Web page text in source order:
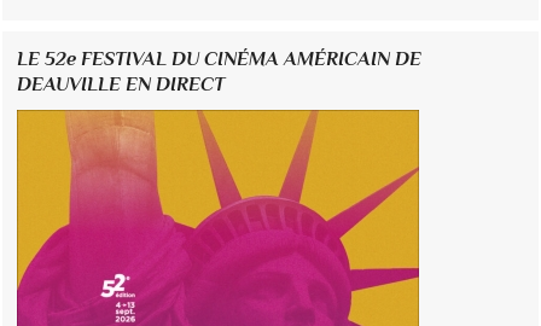
LE 52e FESTIVAL DU CINÉMA AMÉRICAIN DE
DEAUVILLE EN DIRECT